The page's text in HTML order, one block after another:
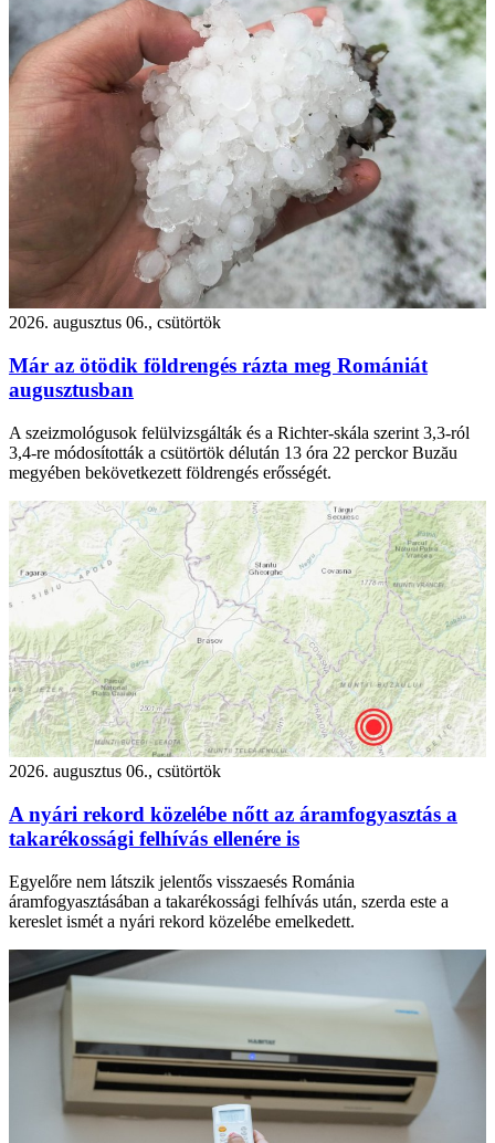
2026. augusztus 06., csütörtök
Már az ötödik földrengés rázta meg Romániát
augusztusban
A szeizmológusok felülvizsgálták és a Richter-skála szerint 3,3-ról
3,4-re módosították a csütörtök délután 13 óra 22 perckor Buzău
megyében bekövetkezett földrengés erősségét.
2026. augusztus 06., csütörtök
A nyári rekord közelébe nőtt az áramfogyasztás a
takarékossági felhívás ellenére is
Egyelőre nem látszik jelentős visszaesés Románia
áramfogyasztásában a takarékossági felhívás után, szerda este a
kereslet ismét a nyári rekord közelébe emelkedett.